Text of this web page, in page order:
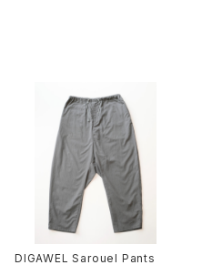
DIGAWEL Sarouel Pants